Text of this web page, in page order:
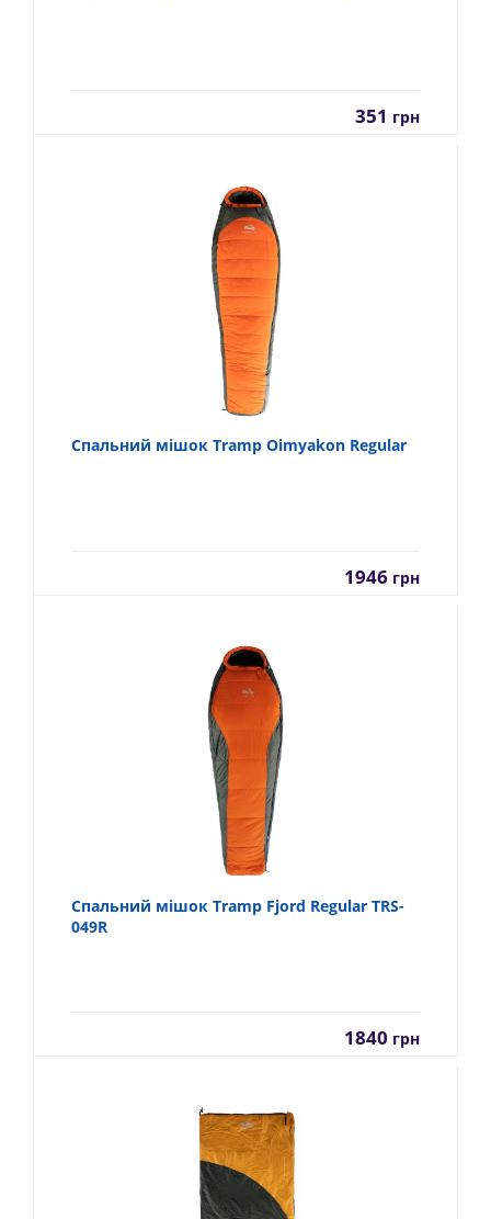
351 грн
Спальний мішок Tramp Oimyakon Regular
1946 грн
Спальний мішок Tramp Fjord Regular TRS-
049R
1840 грн